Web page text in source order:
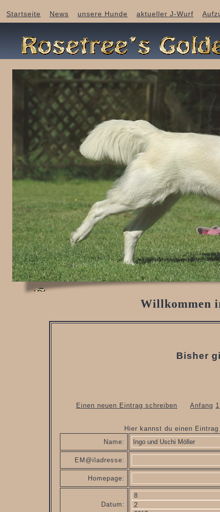
Startseite News unsere Hunde aktueller J-Wurf
Willkommen
Bisher
Einen neuen Eintrag schreiben Anfang 1
Hier kannst du einen
Name:
EM@iladresse:
Homepage:
Datum: